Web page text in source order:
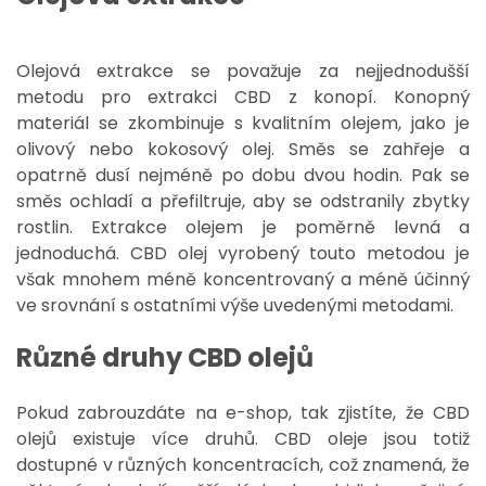
Olejová extrakce se považuje za nejjednodušší
metodu pro extrakci CBD z konopí. Konopný
materiál se zkombinuje s kvalitním olejem, jako je
olivový nebo kokosový olej. Směs se zahřeje a
opatrně dusí nejméně po dobu dvou hodin. Pak se
směs ochladí a přefiltruje, aby se odstranily zbytky
rostlin. Extrakce olejem je poměrně levná a
jednoduchá. CBD olej vyrobený touto metodou je
však mnohem méně koncentrovaný a méně účinný
ve srovnání s ostatními výše uvedenými metodami.
Různé druhy CBD olejů
Pokud zabrouzdáte na e-shop, tak zjistíte, že CBD
olejů existuje více druhů. CBD oleje jsou totiž
dostupné v různých koncentracích, což znamená, že